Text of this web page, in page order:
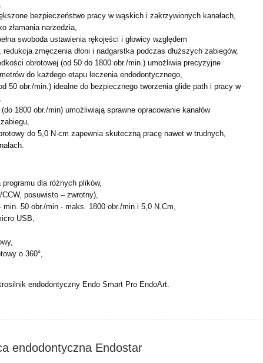
bezpieczeństwo pracy w wąskich i zakrzywionych kanałach,
złamania narzedzia,
swoboda ustawienia rękojeści i głowicy względem
redukcja zmęczenia dłoni i nadgarstka podczas dłuższych zabiegów,
obrotowej (od 50 do 1800 obr./min.) umożliwiaprecyzyjne
do każdego etapu leczeniaendodontycznego,
50 obr./min.) idealne do bezpiecznego tworzenia glide path ipracy w
1800 obr./min) umożliwiają sprawne opracowanie kanałów
do 5,0 N·cm zapewnia skuteczną pracę nawet wtrudnych,
programu dla różnych plików,
posuwisto – zwrotny),
min. 50 obr./min - maks. 1800 obr./min i 5,0 N.Cm,
USB,
o 360°,
endodontyczny Endo Smart Pro EndoArt.
endodontyczna Endostar